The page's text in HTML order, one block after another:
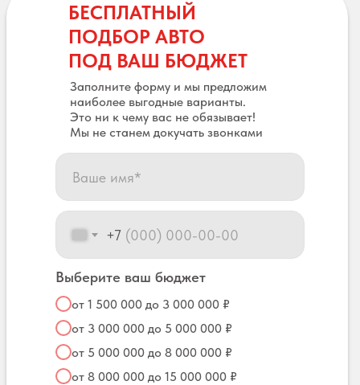
БЕСПЛАТНЫЙ
ПОДБОР АВТО
ПОД ВАШ БЮДЖЕТ
Заполните форму и мы предложим
наиболее выгодные варианты.
Это ни к чему вас не обязывает!
Мы не станем докучать звонками
+7
Выберите ваш бюджет
от 1 500 000 до 3 000 000 ₽
от 3 000 000 до 5 000 000 ₽
от 5 000 000 до 8 000 000 ₽
от 8 000 000 до 15 000 000 ₽